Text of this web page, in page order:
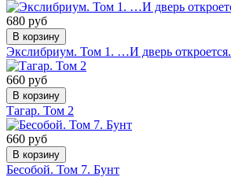
680 руб
В корзину
Экслибриум. Том 1. …И дверь откроется.
660 руб
В корзину
Тагар. Том 2
660 руб
В корзину
Бесобой. Том 7. Бунт